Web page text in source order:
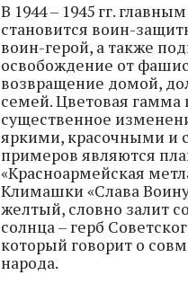
В 1944 – 1945 гг.
становится воин-
воин-герой, а также
освобождение от
возвращение домой,
семей. Цветовая гамма
существенное
яркими, красочными и
примеров являются
«Красноармейская
Климашки «Слава
желтый, словно залит
солнца – герб
который говорит о
народа.